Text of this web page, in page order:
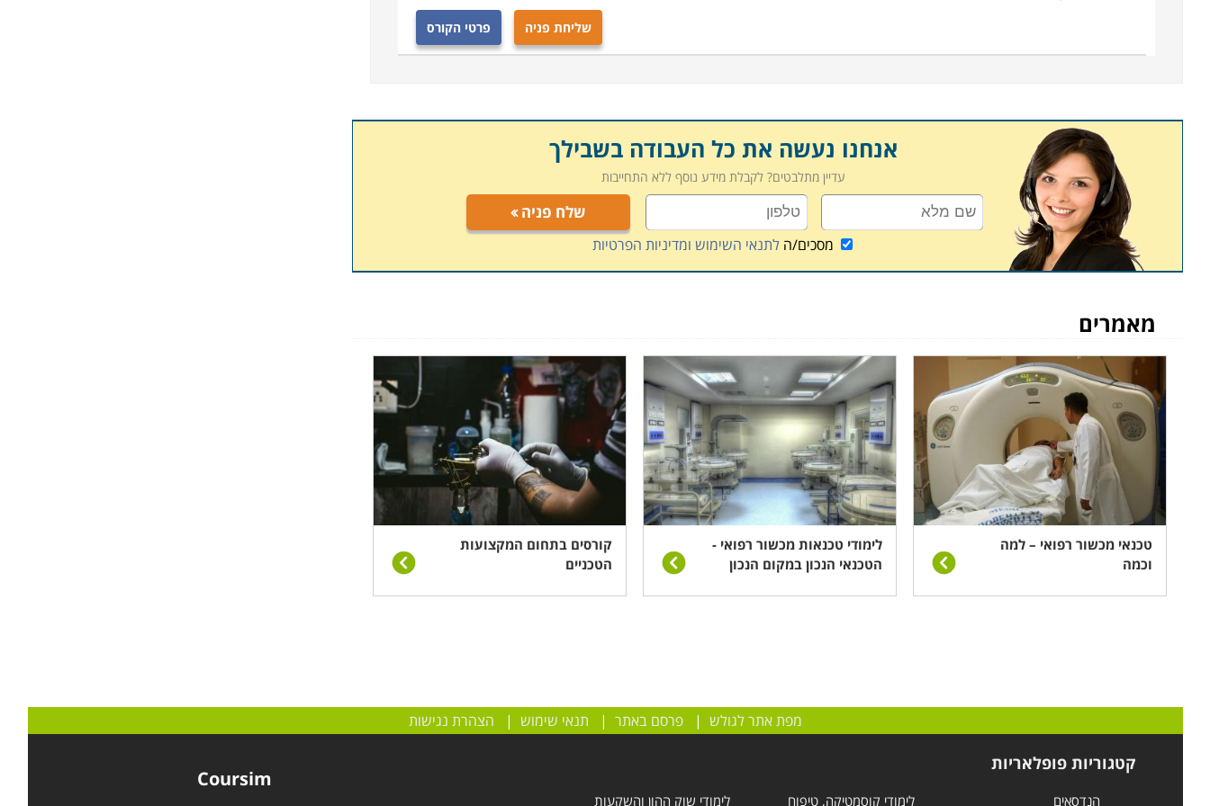
אפשרויות התעסוקה בתחום הן רבות ומגוונות, שכן ניתן גם לעסוק בשיווק של מכשור, ולעבור להיבט השיווקי בתחום זה.
המקצועי. לימודי קורס טכנאי מכשור רפואי, מתקיימים במספר מקומות לימוד ברחבי הארץ: חיפה, תל אביב, רמת – גן,
כפר סבא, נתניה ובעוד מקומות לימוד רבים נוספים אחרים, כך שכל אחד יוכל למצוא קורס זה בקרבת מגוריו.
שליחת פניה פרטי הקורס
אנחנו נעשה את כל העבודה בשבילך
עדיין מתלבטים? לקבלת מידע נוסף ללא התחייבות
שלח פניה
מסכים/הלתנאי השימוש ומדיניות הפרטיות
מאמרים
טכנאי מכשור רפואי – למה
וכמה
לימודי טכנאות מכשור רפואי -
הטכנאי הנכון במקום הנכון
קורסים בתחום המקצועות
הטכניים
מפת אתר לגולש |פרסם באתר | תנאי שימוש | הצהרת נגישות
קטגוריות פופלאריות
הנדסאים לימודי קוסמטיקה, טיפוח לימודי שוק ההון והשקעות
Coursim